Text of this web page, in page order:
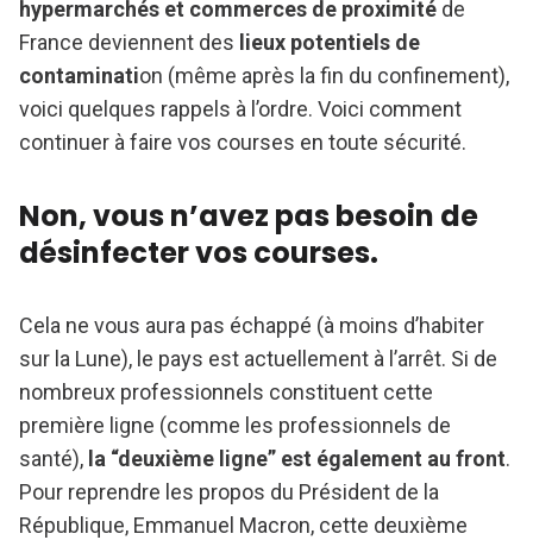
hypermarchés et commerces de proximité de
France deviennent des lieux potentiels de
contamination (même après la fin du confinement),
voici quelques rappels à l’ordre. Voici comment
continuer à faire vos courses en toute sécurité.
Non, vous n’avez pas besoin de
désinfecter vos courses.
Cela ne vous aura pas échappé (à moins d’habiter
sur la Lune), le pays est actuellement à l’arrêt. Si de
nombreux professionnels constituent cette
première ligne (comme les professionnels de
santé), la “deuxième ligne” est également au front.
Pour reprendre les propos du Président de la
République, Emmanuel Macron, cette deuxième